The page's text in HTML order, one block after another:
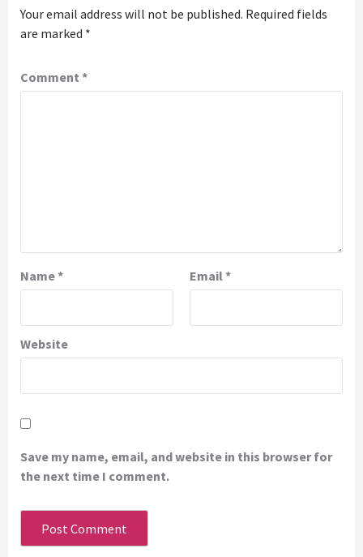
Your email address will not be published. Required fields
are marked *
Comment *
Name* Email*
Website
Save my name, email, and website in this browser for
the next time I comment.